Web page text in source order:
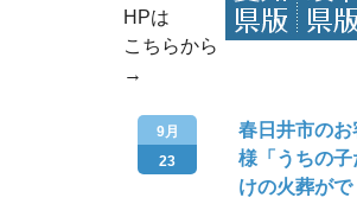
HPは
こちらから
→
9月
23
春日井市のお
様「うちの子
けの火葬がで